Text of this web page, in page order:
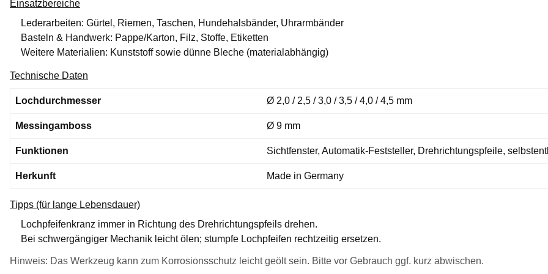
Einsatzbereiche
Lederarbeiten: Gürtel, Riemen, Taschen, Hundehalsbänder, Uhrarmbänder
Basteln & Handwerk: Pappe/Karton, Filz, Stoffe, Etiketten
Weitere Materialien: Kunststoff sowie dünne Bleche (materialabhängig)
Technische Daten
Lochdurchmesser Ø 2,0 / 2,5 / 3,0 / 3,5 / 4,0 / 4,5 mm
Messingamboss Ø 9 mm
Funktionen Sichtfenster, Automatik-Feststeller, Drehrichtungspfeile,
Herkunft Made in Germany
Tipps (für lange Lebensdauer)
Lochpfeifenkranz immer in Richtung des Drehrichtungspfeils drehen.
Bei schwergängiger Mechanik leicht ölen; stumpfe Lochpfeifen rechtzeitig ersetzen.
Hinweis: Das Werkzeug kann zum Korrosionsschutz leicht geölt sein. Bitte vor Gebrauch ggf. kurz abwischen.